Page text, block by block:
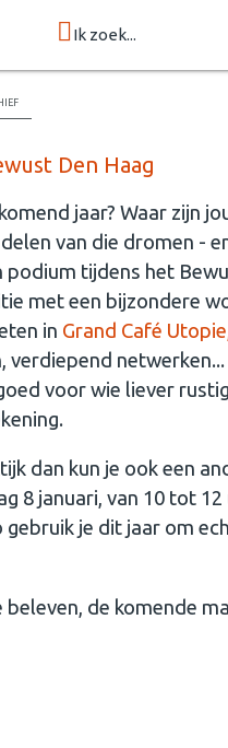
Ik zoek...
Den Haag
jaar? Waar zijn
van die dromen -
podium tijdens het
met een bijzondere
in Grand Café
verdiepend
voor wie liever
dan kun je ook een
8 januari, van 10 tot
gebruik je dit jaar om
de komende